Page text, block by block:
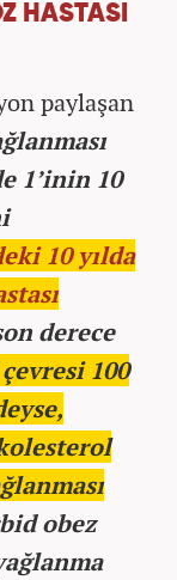
HASTASI
paylaşan
1’inin 10
10 yılda
derece
100
obez